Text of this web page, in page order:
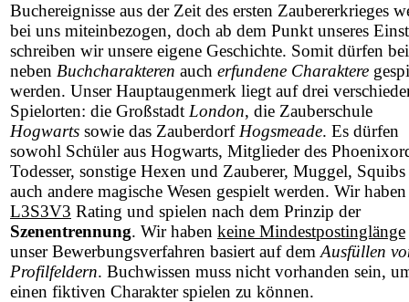
Buchereignisse aus der Zeit des ersten Zaubererkrieges
bei uns miteinbezogen, doch ab dem Punkt unseres
schreiben wir unsere eigene Geschichte. Somit dürfen
neben Buchcharakteren auch erfundene Charaktere
werden. Unser Hauptaugenmerk liegt auf drei
Spielorten: die Großstadt London, die Zauberschule
Hogwarts sowie das Zauberdorf Hogsmeade. Es dürfen
sowohl Schüler aus Hogwarts, Mitglieder des
Todesser, sonstige Hexen und Zauberer, Muggel, Squibs
auch andere magische Wesen gespielt werden. Wir
L3S3V3 Rating und spielen nach dem Prinzip der
Szenentrennung. Wir haben keine Mindestpostinglänge
unser Bewerbungsverfahren basiert auf dem Ausfüllen
Profilfeldern. Buchwissen muss nicht vorhanden sein,
einen fiktiven Charakter spielen zu können.